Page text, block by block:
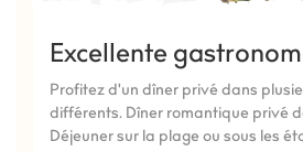
Excellente
Profitez d'un dîner privé dans
différents. Dîner romantique privé
Déjeuner sur la plage ou sous les